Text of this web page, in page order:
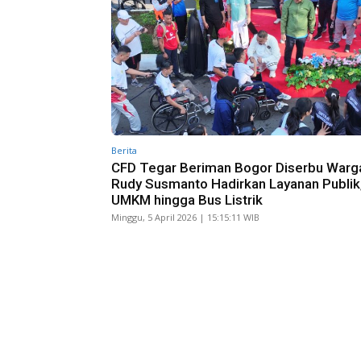
Berita
CFD Tegar Beriman Bogor Diserbu
Rudy Susmanto Hadirkan Layanan
UMKM hingga Bus Listrik
Minggu, 5 April 2026 | 15:15:11 WIB